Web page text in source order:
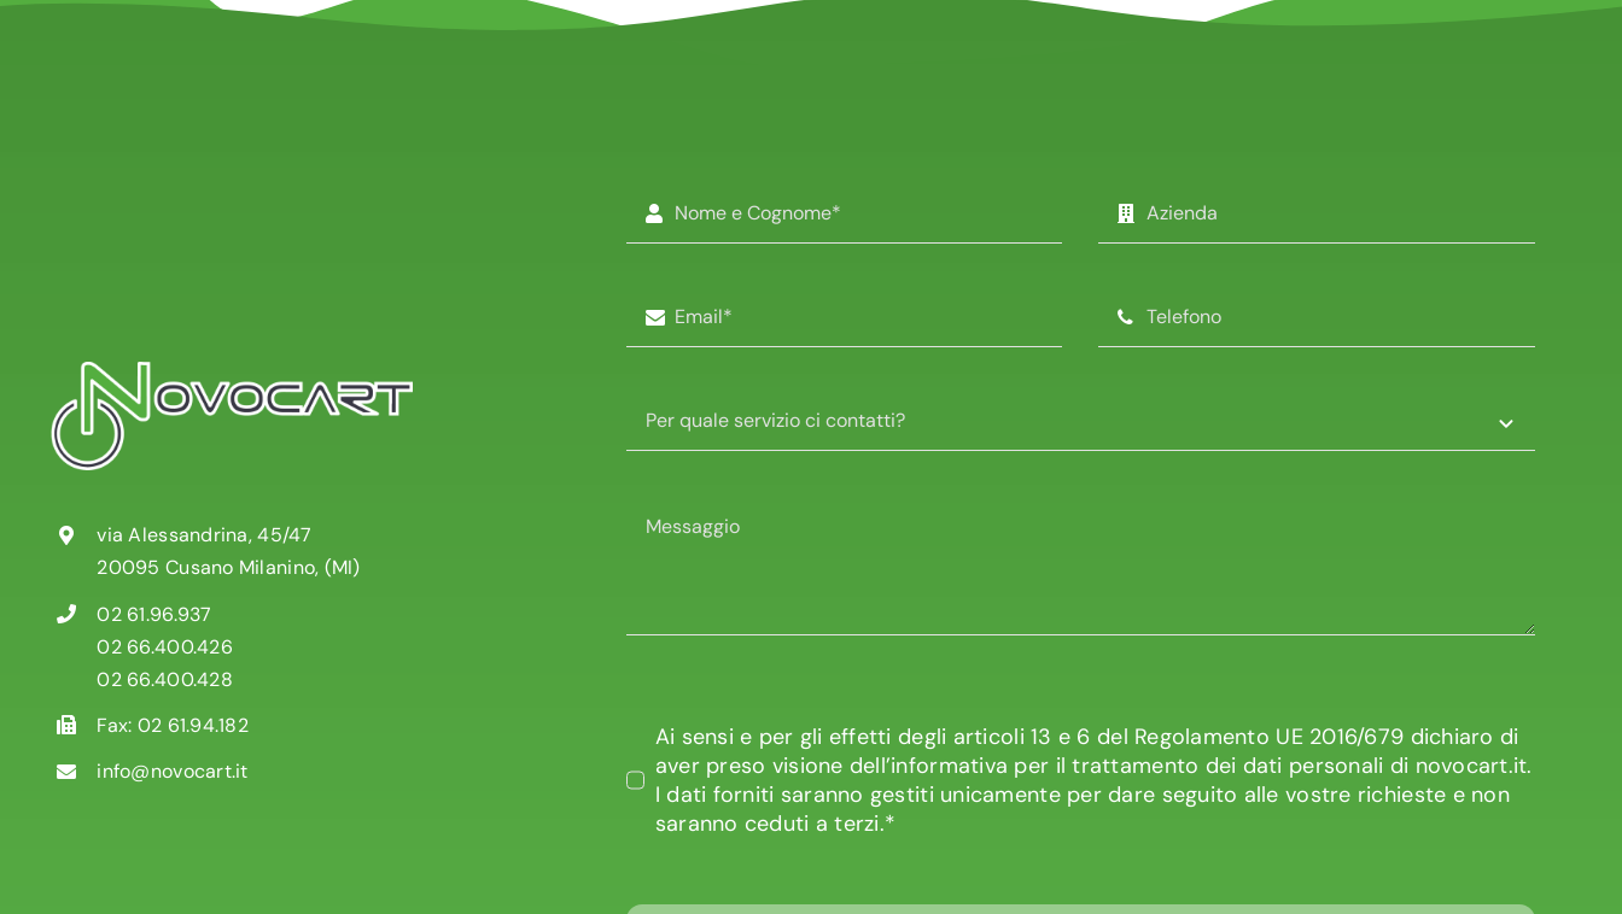
via Alessandrina, 45/47
20095 Cusano Milanino, (MI)
02 61.96.937
02 66.400.426
02 66.400.428
Fax: 02 61.94.182
info@novocart.it
Ai sensi e per gli effetti degli articoli 13 e 6 del Regolamento UE 2016/679 dichiaro di
aver preso visione dell’informativa per il trattamento dei dati personali di novocart.it.
I dati forniti saranno gestiti unicamente per dare seguito alle vostre richieste e non
saranno ceduti a terzi.*